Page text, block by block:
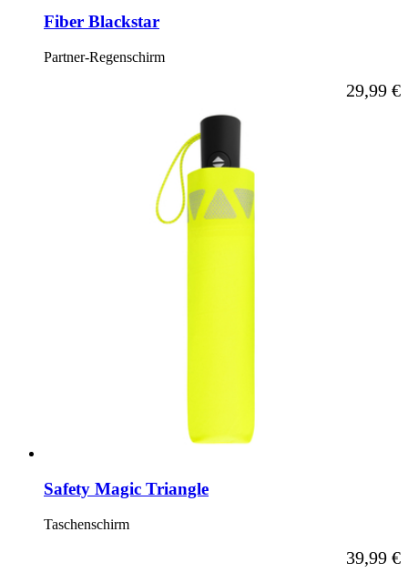
Fiber Blackstar
Partner-Regenschirm
29,99 €
Safety Magic Triangle
Taschenschirm
39,99 €